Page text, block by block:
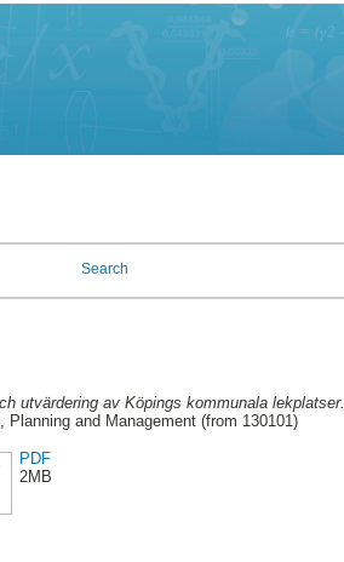
Search
utvärdering av Köpings kommunala lekplatser.
and Management (from 130101)
PDF
2MB